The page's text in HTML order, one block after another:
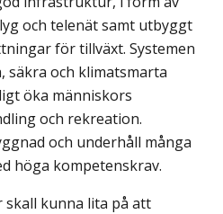
och telenät samt utbyggt
för tillväxt. Systemen
säkra och klimatsmarta
öka människors
och rekreation.
och underhåll många
höga kompetenskrav.
skall kunna lita på att